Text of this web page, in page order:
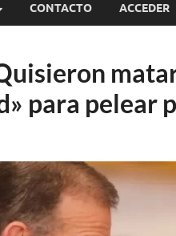
CONTACTO ACCEDER
para pelear